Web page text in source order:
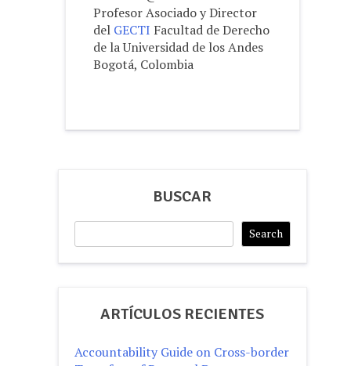
Profesor Asociado y Director
del GECTI Facultad de Derecho
de la Universidad de los Andes
Bogotá, Colombia
BUSCAR
Search
ARTÍCULOS RECIENTES
Accountability Guide on Cross-border